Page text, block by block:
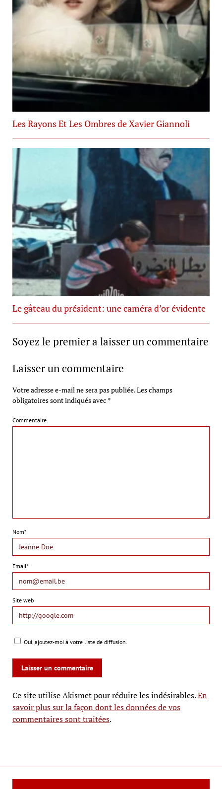
Les Rayons Et Les Ombres de Xavier Giannoli
Le gâteau du président: une caméra d’or évidente
Soyez le premier a laisser un commentaire
Laisser un commentaire
Votre adresse e-mail ne sera pas publiée.Les champs
obligatoires sont indiqués avec *
Commentaire
Nom*
Email*
Site web
Oui, ajoutez-moi à votre liste de diffusion.
Ce site utilise Akismet pour réduire les indésirables.En
savoir plus sur la façon dont les données de vos
commentaires sont traitées.